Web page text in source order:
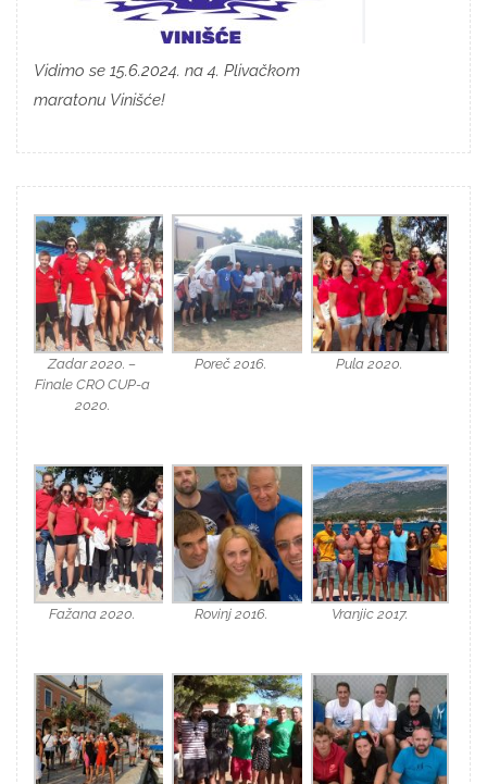
Vidimo se 15.6.2024. na 4. Plivačkom
maratonu Vinišće!
Zadar 2020. –
Finale CRO CUP-a
2020.
Poreč 2016. Pula 2020.
Fažana 2020. Rovinj 2016. Vranjic 2017.